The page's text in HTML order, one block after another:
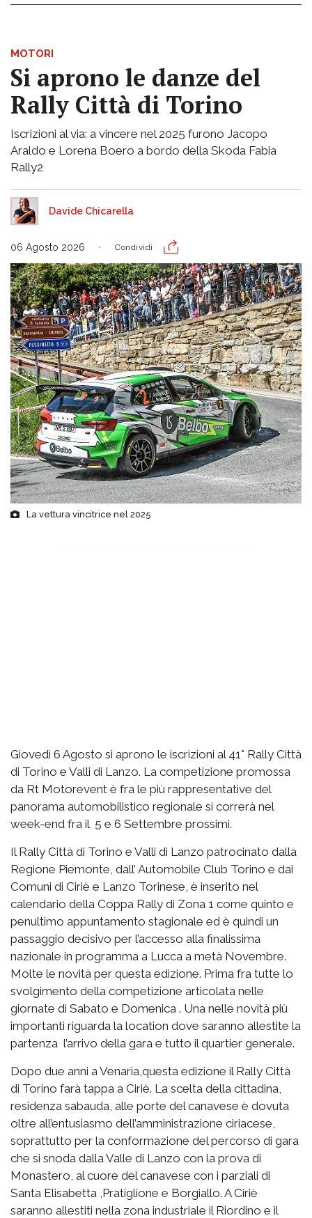
MOTORI
Si aprono le danze del
Rally Città di Torino
Iscrizioni al via: a vincere nel 2025 furono Jacopo
Araldo e Lorena Boero a bordo della Skoda Fabia
Rally2
Davide Chicarella
06 Agosto 2026 Condividi
La vettura vincitrice nel 2025
Giovedì 6 Agosto si aprono le iscrizioni al 41° Rally Città
di Torino e Valli di Lanzo. La competizione promossa
da Rt Motorevent è fra le più rappresentative del
panorama automobilistico regionale si correrà nel
week-end fra il 5 e 6 Settembre prossimi.
Il Rally Città di Torino e Valli di Lanzo patrocinato dalla
Regione Piemonte, dall’ Automobile Club Torino e dai
Comuni di Ciriè e Lanzo Torinese, è inserito nel
calendario della Coppa Rally di Zona 1 come quinto e
penultimo appuntamento stagionale ed è quindi un
passaggio decisivo per l’accesso alla finalissima
nazionale in programma a Lucca a metà Novembre.
Molte le novità per questa edizione. Prima fra tutte lo
svolgimento della competizione articolata nelle
giornate di Sabato e Domenica . Una nelle novità più
importanti riguarda la location dove saranno allestite la
partenza l’arrivo della gara e tutto il quartier generale.
Dopo due anni a Venaria,questa edizione il Rally Città
di Torino farà tappa a Ciriè. La scelta della cittadina,
residenza sabauda, alle porte del canavese è dovuta
oltre all’entusiasmo dell’amministrazione ciriacese,
soprattutto per la conformazione del percorso di gara
che si snoda dalla Valle di Lanzo con la prova di
Monastero, al cuore del canavese con i parziali di
Santa Elisabetta ,Pratiglione e Borgiallo. A Ciriè
saranno allestiti nella zona industriale il Riordino e il